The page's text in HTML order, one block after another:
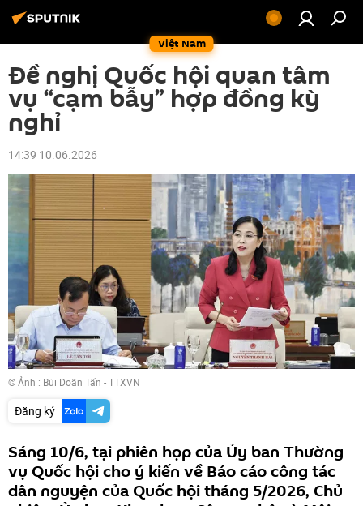
Việt Nam
Đề nghị Quốc hội quan tâm
vụ “cạm bẫy” hợp đồng kỳ
nghỉ
14:39 10.06.2026
© Ảnh : Bùi Doãn Tấn - TTXVN
Đăng ký
Sáng 10/6, tại phiên họp của Ủy ban Thường
vụ Quốc hội cho ý kiến về Báo cáo công tác
dân nguyện của Quốc hội tháng 5/2026, Chủ